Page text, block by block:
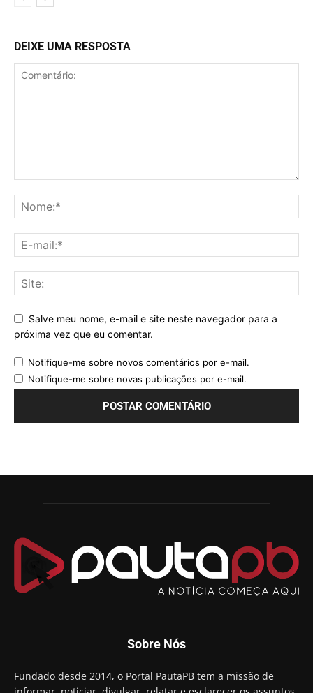
DEIXE UMA RESPOSTA
Salve meu nome, e-mail e site neste navegador para a
próxima vez que eu comentar.
Notifique-me sobre novos comentários por e-mail.
Notifique-me sobre novas publicações por e-mail.
Sobre Nós
Fundado desde 2014, o Portal PautaPB tem a missão de